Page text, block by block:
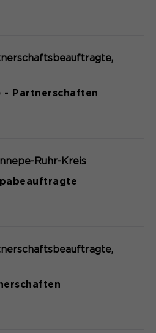
Partnerschaften
Ruhr-Kreis